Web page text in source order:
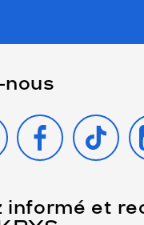
nous
FACEBOOK
TIKTOK
informé et